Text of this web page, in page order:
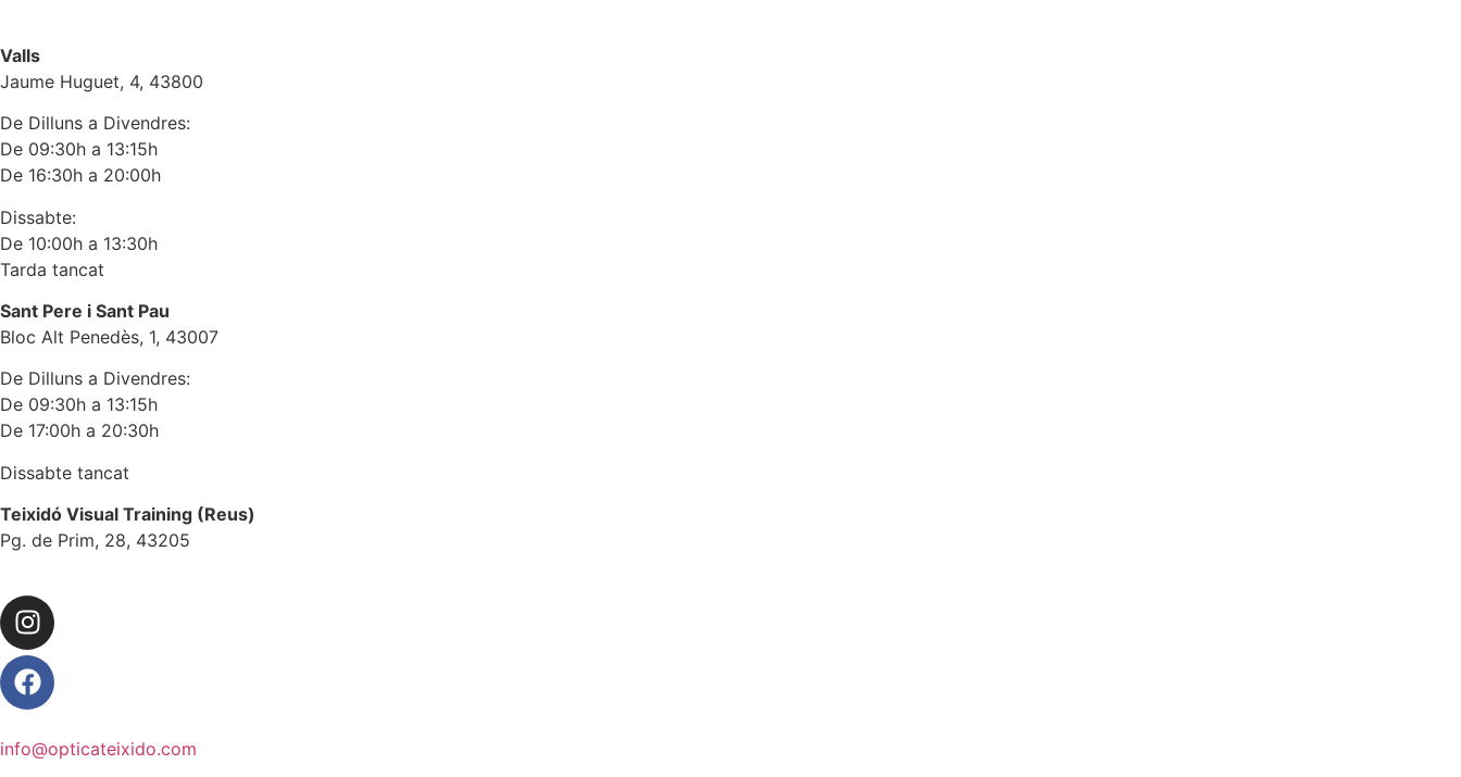
Valls
Jaume Huguet, 4, 43800
De Dilluns a Divendres:
De 09:30h a 13:15h
De 16:30h a 20:00h
Dissabte:
De 10:00h a 13:30h
Tarda tancat
Sant Pere i Sant Pau
Bloc Alt Penedès, 1, 43007
De Dilluns a Divendres:
De 09:30h a 13:15h
De 17:00h a 20:30h
Dissabte tancat
Teixidó Visual Training (Reus)
Pg. de Prim, 28, 43205
info@opticateixido.com